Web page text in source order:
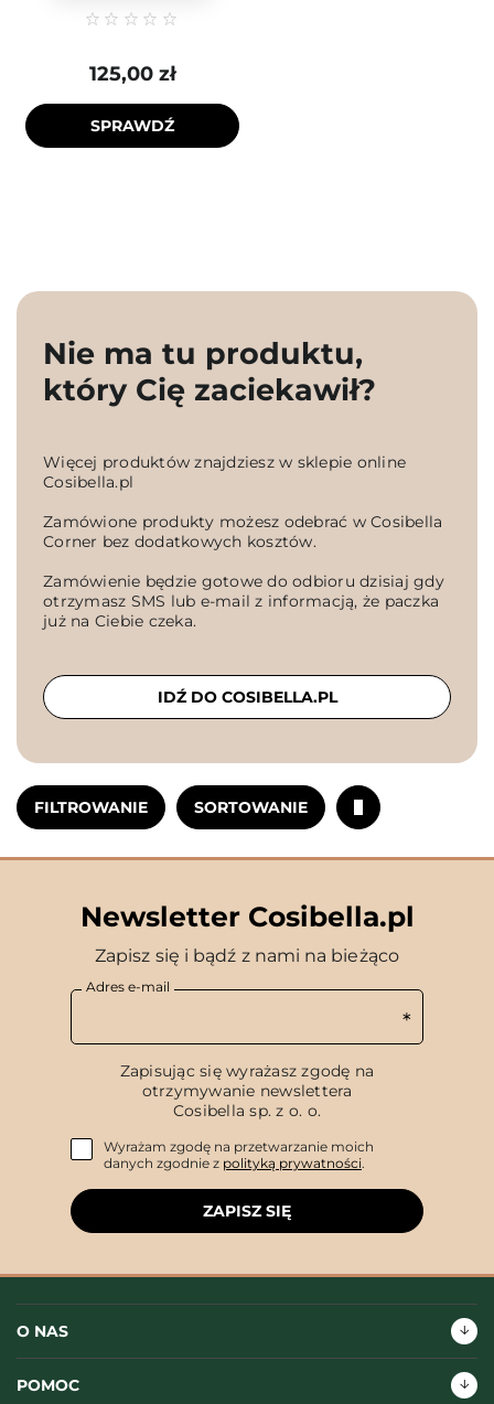
FILTROWANIE SORTOWANIE
125,00 zł
SPRAWDŹ
Nie ma tu produktu,
który Cię zaciekawił?
Więcej produktów znajdziesz w sklepie online
Cosibella.pl
Zamówione produkty możesz odebrać w Cosibella
Corner bez dodatkowych kosztów.
Zamówienie będzie gotowe do odbioru dzisiaj gdy
otrzymasz SMS lub e-mail z informacją, że paczka
już na Ciebie czeka.
IDŹ DO COSIBELLA.PL
Newsletter Cosibella.pl
Zapisz się i bądź z nami na bieżąco
Adres e-mail
Zapisując się wyrażasz zgodę na
otrzymywanie newslettera
Cosibella sp. z o. o.
Wyrażam zgodę na przetwarzanie moich
danych zgodnie z polityką prywatności.
ZAPISZ SIĘ
O NAS
POMOC